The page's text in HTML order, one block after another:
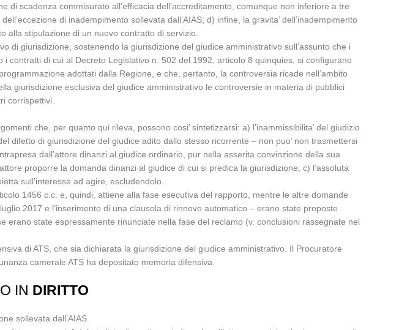
scadenza commisurato all’efficacia dell’accreditamento, comunque non inferiore a tre
di inadempimento sollevata dall’AIAS; d) infine, la gravita’ dell’inadempimento
alla stipulazione di un nuovo contratto di servizio.
giurisdizione, sostenendo la giurisdizione del giudice amministrativo sull’assunto che i
contratti di cui al Decreto Legislativo n. 502 del 1992, articolo 8 quinquies, si configurano
adottati dalla Regione, e che, pertanto, la controversia ricade nell’ambito
giurisdizione esclusiva del giudice amministrativo le controversie in materia di pubblici
corrispettivi.
che, per quanto qui rileva, possono cosi’ sintetizzarsi: a) l’inammissibilita’ del giudizio
difetto di giurisdizione del giudice adito dallo stesso ricorrente – non puo’ non trasmettersi
dall’attore dinanzi al giudice ordinario, pur nella asserita convinzione della sua
proporre la domanda dinanzi al giudice di cui si predica la giurisdizione; c) l’assoluta
sull’interesse ad agire, escludendolo.
1456 c.c. e, quindi, attiene alla fase esecutiva del rapporto, mentre le altre domande
2017 e l’inserimento di una clausola di rinnovo automatico – erano state proposte
erano state espressamente rinunciate nella fase del reclamo (v. conclusioni rassegnate nel
di ATS, che sia dichiarata la giurisdizione del giudice amministrativo. Il Procuratore
camerale ATS ha depositato memoria difensiva.
IN DIRITTO
sollevata dall’AIAS.